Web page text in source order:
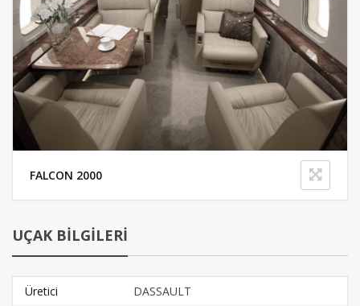
FALCON 2000
UÇAK BİLGİLERİ
Üretici
DASSAULT